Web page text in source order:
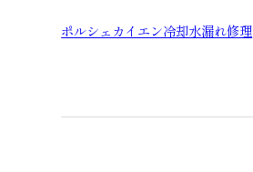
ポルシェカイエン冷却水漏れ修理